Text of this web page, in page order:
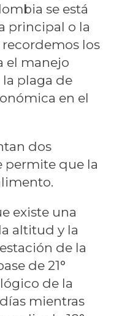
se está
principal o la
los
el manejo
plaga de
en el
dos
permite que la
existe una
altitud y la
de la
de 21°
de la
mientras